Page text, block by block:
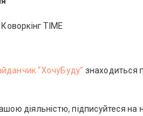
TIME
“ХочуБуду” знаходиться
діяльністю, підписуйтеся